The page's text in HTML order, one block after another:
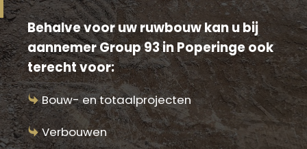
Behalve voor uw ruwbouw kan u bij
aannemer Group 93 in Poperinge ook
terecht voor:
Bouw- en totaalprojecten
Verbouwen